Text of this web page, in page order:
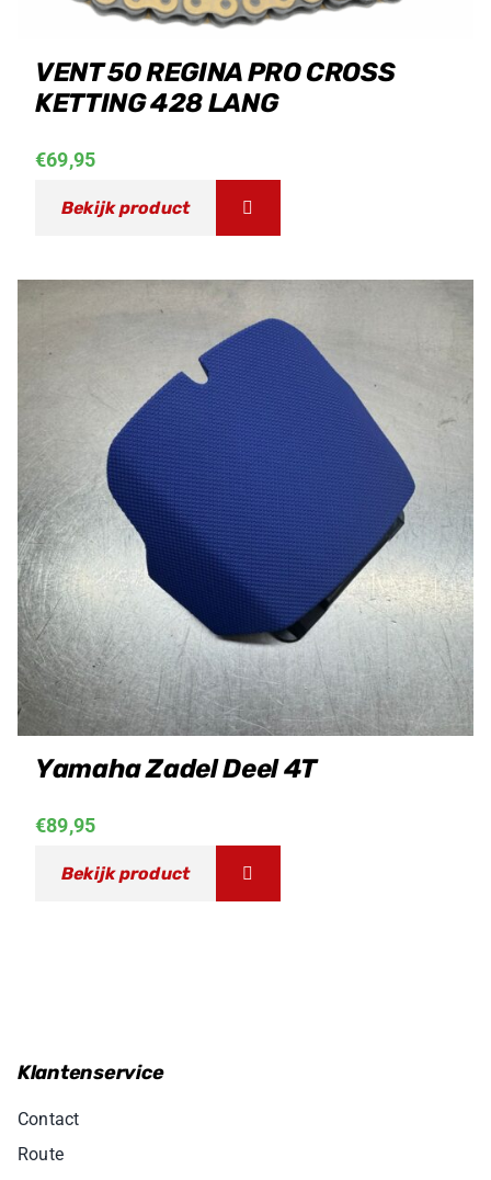
VENT 50 REGINA PRO CROSS
KETTING 428 LANG
€69,95
Bekijk product
Yamaha Zadel Deel 4T
€89,95
Bekijk product
Klantenservice
Contact
Route